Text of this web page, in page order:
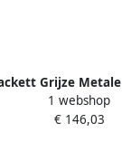
Grijze
voor Mannen
1 webshop
€ 146,03